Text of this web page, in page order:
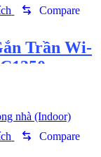
Compare
Trần Wi-
Compare